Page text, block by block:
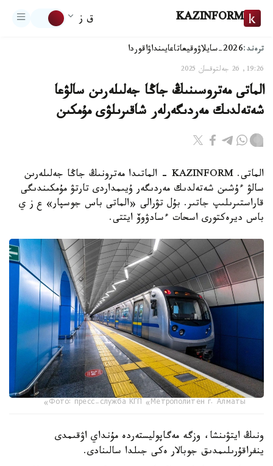
KAZINFORM ق ز
ترەند:2026-سايلاۋ وقيعاتاعايىنداۋاقوردا
19:26, 26 جەلتوقسان 2025
الماتى مەتروسىنىڭ جاڭا جەلىلەرىن سالۋعا
شەتەلدىك مەردىگەرلەر شاقىرىلۋى مۇمكىن
الماتى. KAZINFORM - الماتىدا مەترونىڭ جاڭا جەلىلەرىن
سالۋ ءۇشىن شەتەلدىك مەردىگەر ۇيىمداردى تارتۋ مۇمكىندىگى
قاراستىرىلىپ جاتىر. بۇل تۋرالى «الماتى باس جوسپار» ع ز ي
باس ديرەكتورى اسحات ءسادۋوۆ ايتتى.
Фото: пресс-служба КГП «Метрополитен г. Алматы»
ونىڭ ايتۋىنشا، وزگە مەگاپوليستەردە مۇنداي اۋقىمدى
ينفراقۇرىلىمدىق جوبالار ەكى جىلدا سالىنادى.